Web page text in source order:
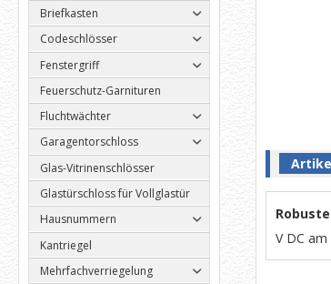
V DC
Briefkasten
Codeschlösser
Fenstergriff
Feuerschutz-Garnituren
Fluchtwächter
Garagentorschloss
Glas-Vitrinenschlösser
Glastürschloss für Vollglastür
Hausnummern
Kantriegel
Mehrfachverriegelung